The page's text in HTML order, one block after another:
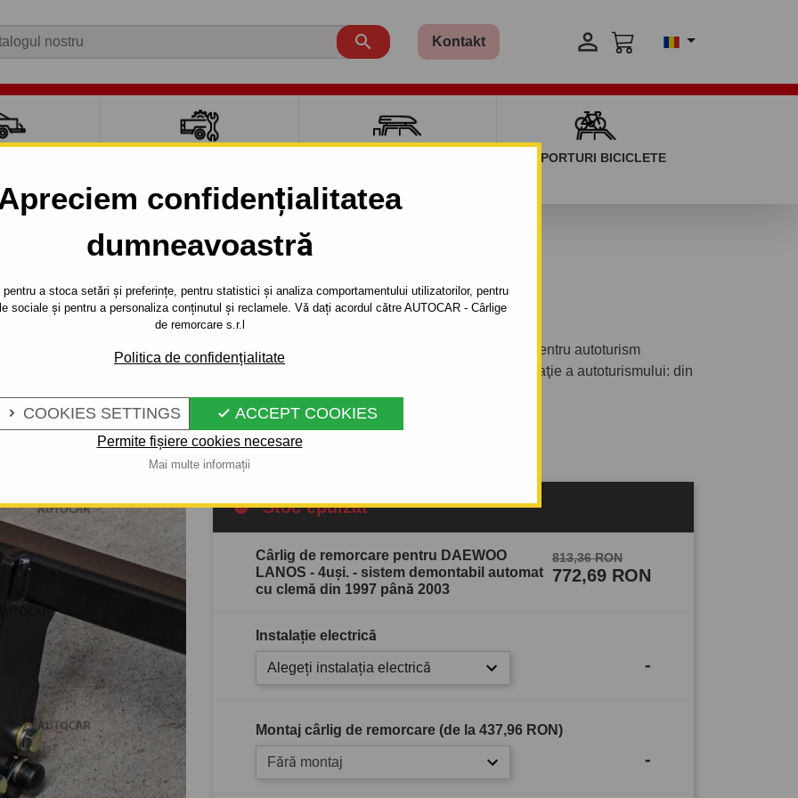
confidențialitatea
dumneavoastră
a stoca setări și preferințe, pentru statistici și analiza comportamentului utilizatorilor, pentru
sociale și pentru a personaliza conținutul și reclamele. Vă dați acordul către AUTOCAR - Cârlige
de remorcare s.r.l
Politica de confidențialitate
 COOKIES SETTINGS  ACCEPT COOKIES
Permite fișiere cookies necesare
Mai multe informații
 Kontakt 
SUPORTURI BICICLETE
- 4uşi. - sistem demontabil automat cu clemă din 1997 până 2003
- SISTEM
Referinta:
Cârlig de remorcare demontabil automat cu clemă pentru autoturism
DAEWOO - typ: LANOS, seria : 4 uşi .Anul de fabricaţie a autoturismului: din
Descrierea completă a produsului
Stoc epuizat
Cârlig de remorcare pentru DAEWOO
LANOS - 4uşi. - sistem demontabil automat
cu clemă din 1997 până 2003
813,36 RON
772,69 RON
Instalație electrică
Alegeți instalația electrică -
Montaj cârlig de remorcare (de la 437,96 RON)
Fără montaj -